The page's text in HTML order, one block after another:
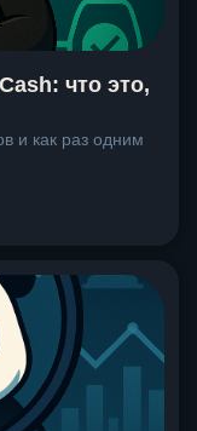
что это,
и как раз одним